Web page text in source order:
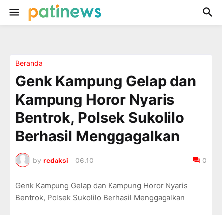
Beranda
Genk Kampung Gelap dan
Kampung Horor Nyaris
Bentrok, Polsek Sukolilo
Berhasil Menggagalkan
by redaksi - 06.10 0
Genk Kampung Gelap dan Kampung Horor Nyaris
Bentrok, Polsek Sukolilo Berhasil Menggagalkan